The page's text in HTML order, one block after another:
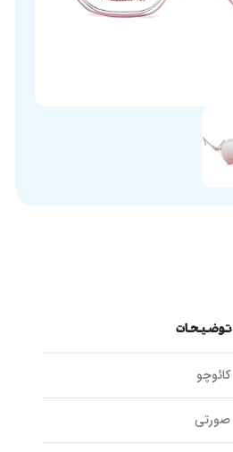
توضیحات
کائوچو
صورتی